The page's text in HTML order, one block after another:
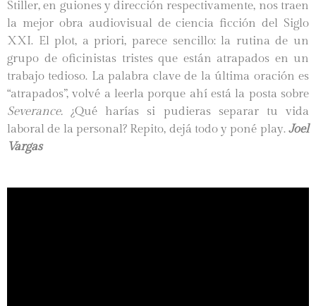
Stiller, en guiones y dirección respectivamente, nos traen
la mejor obra audiovisual de ciencia ficción del Siglo
XXI. El plot, a priori, parece sencillo: la rutina de un
grupo de oficinistas tristes que están atrapados en un
trabajo tedioso. La palabra clave de la última oración es
“atrapados”, volvé a leerla porque ahí está la posta sobre
Severance.¿Qué harías si pudieras separar tu vida
laboral de la personal? Repito, dejá todo y poné play. Joel
Vargas